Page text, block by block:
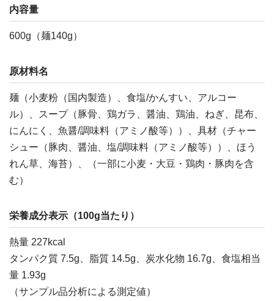
内容量
600g（麺140g）
原材料名
麺（小麦粉（国内製造）、食塩/かんすい、アルコー
ル）、スープ（豚骨、鶏ガラ、醤油、鶏油、ねぎ、昆布、
にんにく、魚醤/調味料（アミノ酸等））、具材（チャー
シュー（豚肉、醤油、塩/調味料（アミノ酸等））、ほう
れん草、海苔）、（一部に小麦・大豆・鶏肉・豚肉を含
む）
栄養成分表示（100g当たり）
熱量 227kcal
タンパク質 7.5g、脂質 14.5g、炭水化物 16.7g、食塩相当
量 1.93g
（サンプル品分析による測定値）